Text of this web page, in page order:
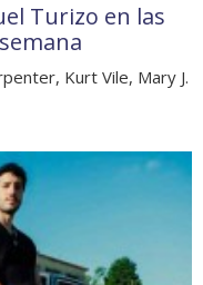
Turizo en las
Kurt Vile, Mary J.